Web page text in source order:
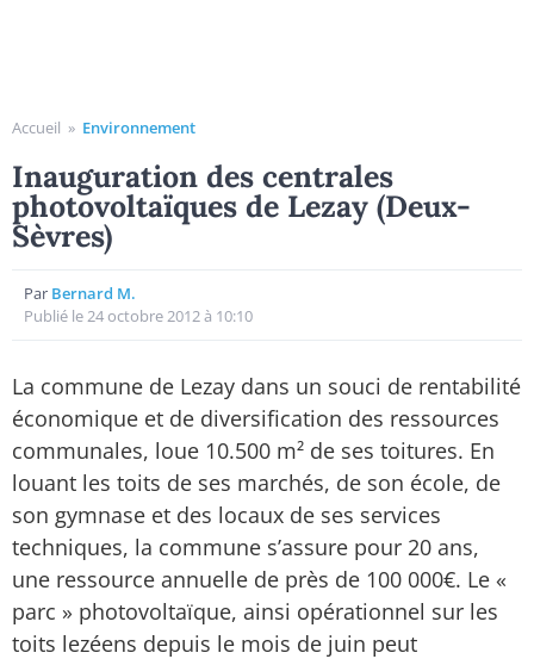
Accueil » Environnement
Inauguration des centrales
photovoltaïques de Lezay (Deux-
Sèvres)
Par Bernard M.
Publié le 24 octobre 2012 à 10:10
La commune de Lezay dans un souci de rentabilité
économique et de diversification des ressources
communales, loue 10.500 m² de ses toitures. En
louant les toits de ses marchés, de son école, de
son gymnase et des locaux de ses services
techniques, la commune s’assure pour 20 ans,
une ressource annuelle de près de 100 000€. Le «
parc » photovoltaïque, ainsi opérationnel sur les
toits lezéens depuis le mois de juin peut